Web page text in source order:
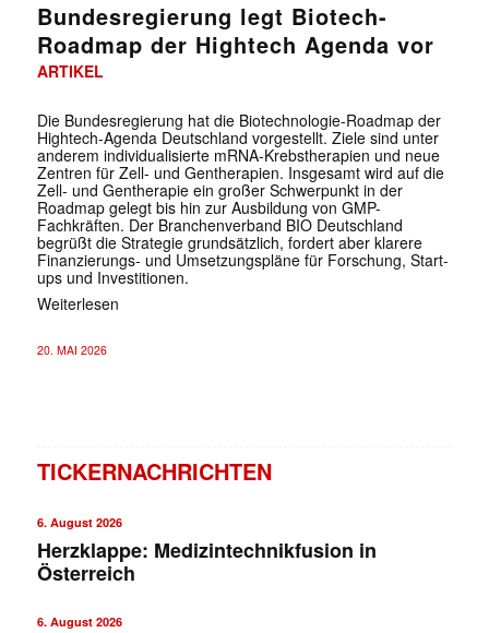
Bundesregierung legt Biotech-
Roadmap der Hightech Agenda vor
ARTIKEL
Die Bundesregierung hat die Biotechnologie-Roadmap der
Hightech-Agenda Deutschland vorgestellt. Ziele sind unter
anderem individualisierte mRNA-Krebstherapien und neue
Zentren für Zell- und Gentherapien. Insgesamt wird auf die
Zell- und Gentherapie ein großer Schwerpunkt in der
Roadmap gelegt bis hin zur Ausbildung von GMP-
Fachkräften. Der Branchenverband BIO Deutschland
begrüßt die Strategie grundsätzlich, fordert aber klarere
Finanzierungs- und Umsetzungspläne für Forschung, Start-
ups und Investitionen.
Weiterlesen
20. MAI 2026
TICKERNACHRICHTEN
6. August 2026
Herzklappe: Medizintechnikfusion in
Österreich
6. August 2026